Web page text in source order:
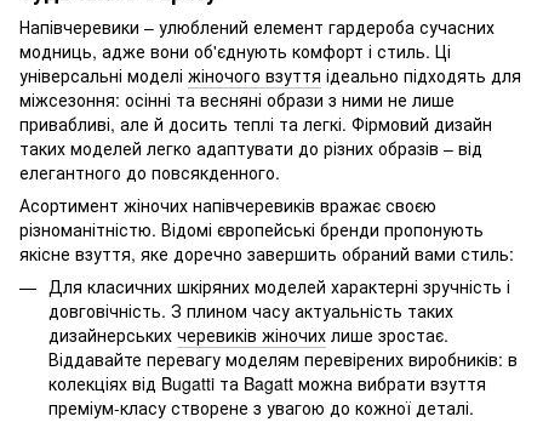
Напівчеревики – улюблений елемент гардероба сучасних
модниць, адже вони об'єднують комфорт і стиль. Ці
універсальні моделі жіночого взуття ідеально підходять для
міжсезоння: осінні та весняні образи з ними не лише
привабливі, але й досить теплі та легкі. Фірмовий дизайн
таких моделей легко адаптувати до різних образів – від
елегантного до повсякденного.
Асортимент жіночих напівчеревиків вражає своєю
різноманітністю. Відомі європейські бренди пропонують
якісне взуття, яке доречно завершить обраний вами стиль:
Для класичних шкіряних моделей характерні зручність і
довговічність. З плином часу актуальність таких
дизайнерських черевиків жіночих лише зростає.
Віддавайте перевагу моделям перевірених виробників: в
колекціях від Bugatti та Bagatt можна вибрати взуття
преміум-класу створене з увагою до кожної деталі.